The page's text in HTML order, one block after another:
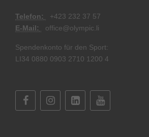
Telefon: +423 232 37 57
E-Mail:
office@olympic.li
Spendenkonto für den Sport:
LI34 0880 0903 2710 1200 4